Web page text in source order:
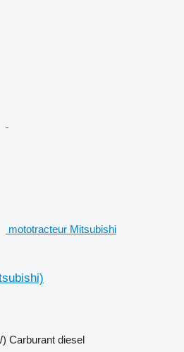
mototracteur Mitsubishi
Carburant diesel